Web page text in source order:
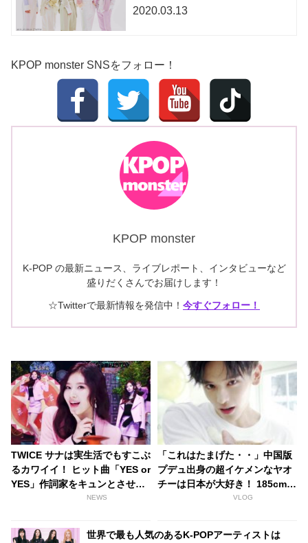
2020.03.13
KPOP monster SNSをフォロー！
KPOP monster
K-POP の最新ニュース、ライブレポート、インタビューなど
盛りだくさんでお届けします！
☆Twitterで最新情報を発信中！ 今すぐフォロー！
TWICE サナは実生活でもすこぶ
るカワイイ！ ヒット曲「YES or
YES」作詞家をキュンとさせた
瞬間とは？ 「ウサギのように〇
NEWS
「これはたまげた・・」中国版
プデュ出身の超イケメンなヤオ
チーは日本が大好き！ 185cmの
高身長と端正なルックスで大注
VLOG
世界で最も人気のあるK-POPアーティストは